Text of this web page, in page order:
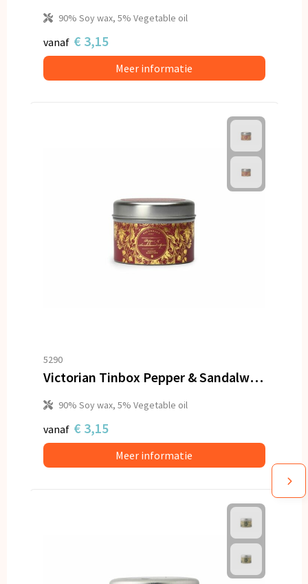
90% Soy wax, 5% Vegetable oil
vanaf € 3,15
Meer informatie
5290
Victorian Tinbox Pepper & Sandalwood Spice geurkaars
90% Soy wax, 5% Vegetable oil
vanaf € 3,15
Meer informatie